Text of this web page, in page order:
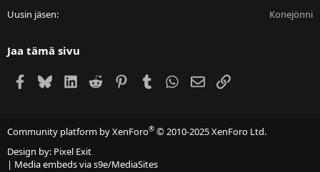
Uusin jäsen Konejönni
Jaa tämä sivu
Facebook
BlueskyLinkedIn
Reddit PinterestTumblr WhatsApp
Sähköposti
Linkki
Community platform by XenForo® © 2010-2025 XenForo Ltd.
Design by: Pixel Exit
| Media embeds via s9e/MediaSites